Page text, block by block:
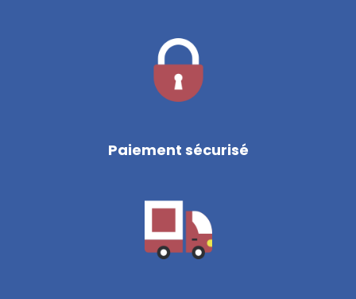
Paiement sécurisé